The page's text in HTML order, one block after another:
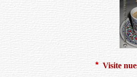
Visite